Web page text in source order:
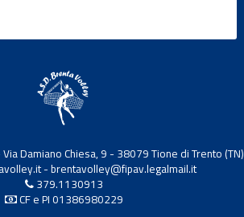
- Via Damiano Chiesa, 9 - 38079 Tione di Trento (TN)
- brentavolley@fipav.legalmail.it
379.1130913
CF e PI 01386980229